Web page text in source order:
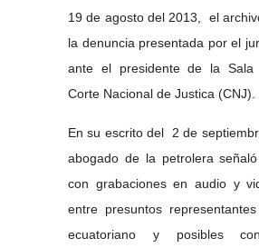
19 de agosto del 2013, el
la denuncia presentada por el
ante el presidente de la
Corte Nacional de Justica (CNJ).
En su escrito del
2 de
abogado de la petrolera
con grabaciones en audio y
entre presuntos
ecuatoriano y posibles